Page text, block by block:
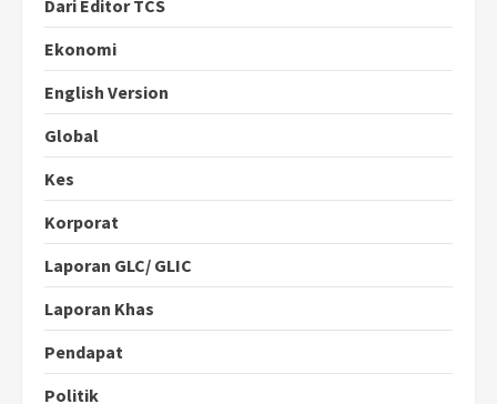
Dari Editor TCS
Ekonomi
English Version
Global
Kes
Korporat
Laporan GLC/ GLIC
Laporan Khas
Pendapat
Politik